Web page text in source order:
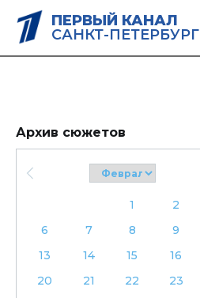
ПЕРВЫЙ КАНАЛ
САНКТ-ПЕТЕРБУРГ
Архив сюжетов
1 2
6
7 8 9
13
14 15 16
20
21 22 23